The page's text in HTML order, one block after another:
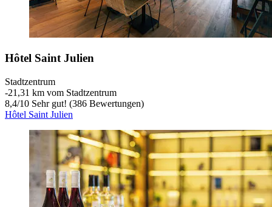
Hôtel Saint Julien
Stadtzentrum
‐21,31 km vom Stadtzentrum
8,4/10 Sehr gut! (386 Bewertungen)
Hôtel Saint Julien